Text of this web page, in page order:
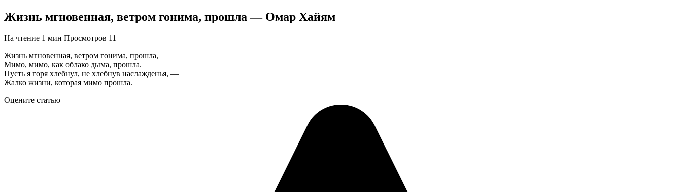
Жизнь мгновенная, ветром гонима, прошла — Омар Хайям
На чтение 1 мин Просмотров 11
Жизнь мгновенная, ветром гонима, прошла,
Мимо, мимо, как облако дыма, прошла.
Пусть я горя хлебнул, не хлебнув наслажденья, —
Жалко жизни, которая мимо прошла.
Оцените статью